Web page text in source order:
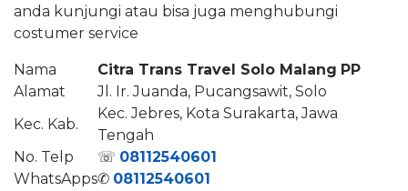
anda kunjungi atau bisa juga menghubungi
costumer service
Nama Citra Trans Travel Solo Malang PP
Alamat
Jl. Ir. Juanda, Pucangsawit, Solo
Kec. Kab.
Kec. Jebres, Kota Surakarta, Jawa
Tengah
No. Telp
☏ 08112540601
WhatsApps✆ 08112540601